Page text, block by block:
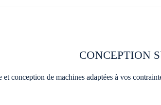
CONCEPTION
et conception de machines adaptées à vos